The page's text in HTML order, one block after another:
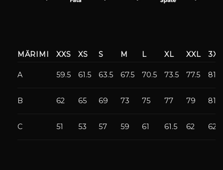
MĂRIMI XXS XS S M L XL XXL 3XL
A 59.5 61.5 63.5 67.5 70.5 73.5 77.5 81.5
B 62 65 69 73 75 77 79 81
C 51 53 57 59 61 61.5 62 62